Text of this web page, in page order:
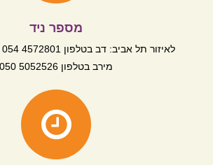
מספר ניד
מירב בטלפון 5052526 050